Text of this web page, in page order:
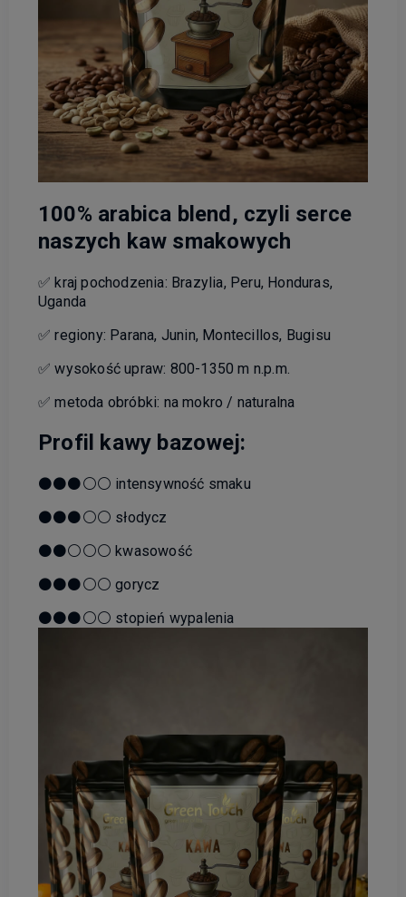
100% arabica blend, czyli serce
naszych kaw smakowych
✅ kraj pochodzenia: Brazylia, Peru, Honduras,
Uganda
✅ regiony: Parana, Junin, Montecillos, Bugisu
✅ wysokość upraw: 800-1350 m n.p.m.
✅ metoda obróbki: na mokro / naturalna
Profil kawy bazowej:
⚫⚫⚫⚪⚪ intensywność smaku
⚫⚫⚫⚪⚪ słodycz
⚫⚫⚪⚪⚪ kwasowość
⚫⚫⚫⚪⚪ gorycz
⚫⚫⚫⚪⚪ stopień wypalenia